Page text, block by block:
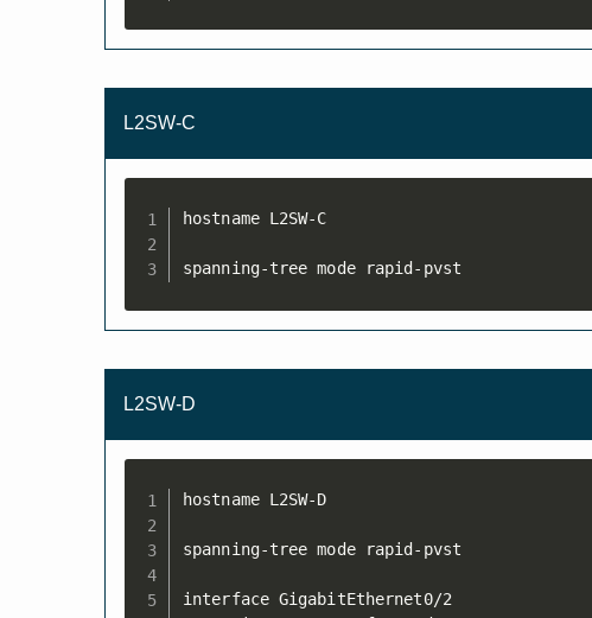
L2SW-C
hostname L2SW-C
spanning-tree mode rapid-pvst
L2SW-D
hostname L2SW-D
spanning-tree mode rapid-pvst
interface GigabitEthernet0/2